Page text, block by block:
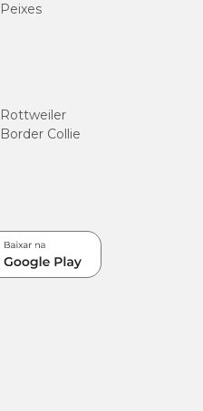
Peixes
Rottweiler
Border Collie